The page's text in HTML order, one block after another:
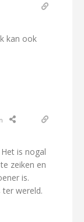
kan ook
is nogal
zeiken en
is.
wereld.